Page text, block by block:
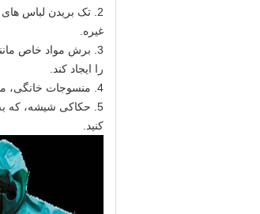
2. تک بریدن لباس
غیره.
3. برش مواد خاص
را ایجاد کند.
4. منسوجات خانگی، مورد و کیسه، فرآیند فرش، نمونه، فرآیند پارچه نمونه.
5. حکاکی شیشه، که
کنید.